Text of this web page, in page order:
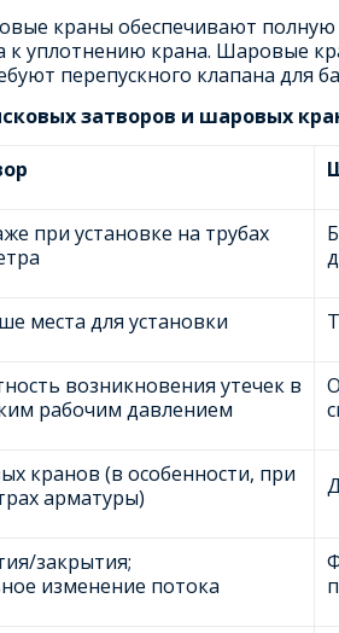
краны обеспечивают
к уплотнению крана. Шаровые
перепускного клапана для
затворов и шаровых
при установке на трубах
места для установки
возникновения утечек в
рабочим давлением
кранов (в особенности, при
арматуры)
закрытия;
изменение потока